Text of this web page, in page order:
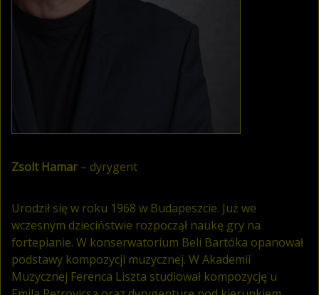
Zsolt Hamar – dyrygent
Urodził się w roku 1968 w Budapeszcie. Już we
wczesnym dzieciństwie rozpoczął naukę gry na
fortepianie. W konserwatorium Beli Bartóka opanował
podstawy kompozycji muzycznej. W Akademii
Muzycznej Ferenca Liszta studiował kompozycję u